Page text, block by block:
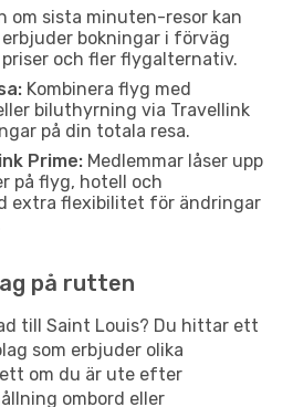
om sista minuten-resor kan
bokningar i förväg
och fler flygalternativ.
Kombinera flyg med
biluthyrning via Travellink
på din totala resa.
Prime: Medlemmar låser upp
på flyg, hotell och
extra flexibilitet för ändringar
på rutten
till Saint Louis? Du hittar ett
som erbjuder olika
om du är ute efter
ombord eller